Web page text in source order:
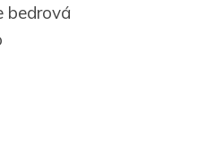
bedrová